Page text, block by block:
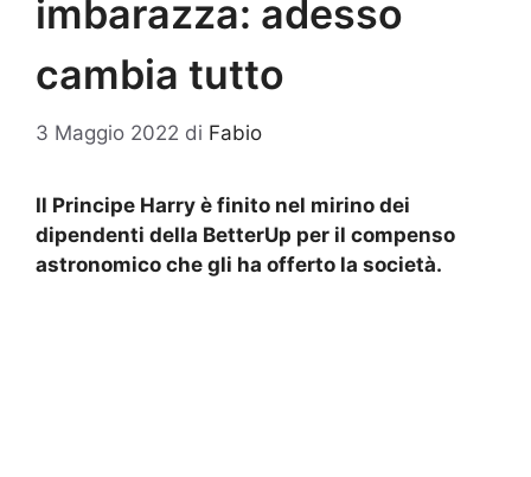
imbarazza: adesso
cambia tutto
3 Maggio 2022 di Fabio
Il Principe Harry è finito nel mirino dei
dipendenti della BetterUp per il compenso
astronomico che gli ha offerto la società.